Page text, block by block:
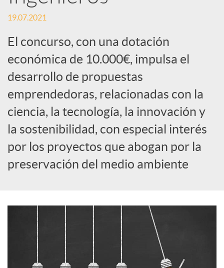
S
o
c
i
a
l
19.07.2021
El concurso, con una dotación
económica de 10.000€, impulsa el
desarrollo de propuestas
emprendedoras, relacionadas con la
ciencia, la tecnología, la innovación y
la sostenibilidad, con especial interés
por los proyectos que abogan por la
preservación del medio ambiente